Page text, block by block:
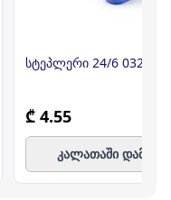
სტეპლერი 24/6 0325
₾ 4.55
კალათაში